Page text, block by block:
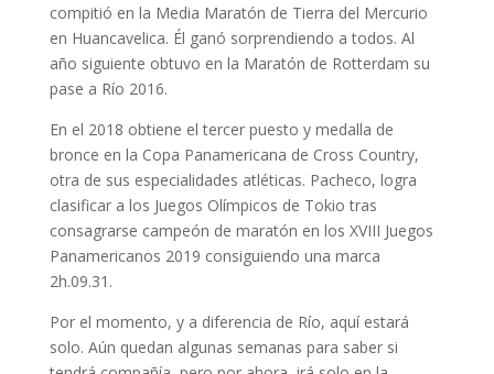
compitió en la Media Maratón de Tierra del Mercurio
en Huancavelica. Él ganó sorprendiendo a todos. Al
año siguiente obtuvo en la Maratón de Rotterdam su
pase a Río 2016.
En el 2018 obtiene el tercer puesto y medalla de
bronce en la Copa Panamericana de Cross Country,
otra de sus especialidades atléticas. Pacheco, logra
clasificar a los Juegos Olímpicos de Tokio tras
consagrarse campeón de maratón en los XVIII Juegos
Panamericanos 2019 consiguiendo una marca
2h.09.31.
Por el momento, y a diferencia de Río, aquí estará
solo. Aún quedan algunas semanas para saber si